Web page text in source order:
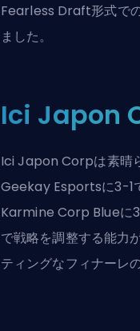
Fearless Draft形式で
ました。
Ici Japon
Ici Japon Corpは素晴
Geekay Esportsに3-1
Karmine Corp Blueに
で戦略を調整する能力
ティングなフィナーレ